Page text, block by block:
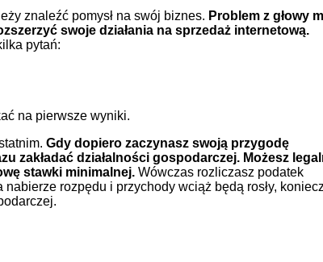
znaleźć pomysł na swój biznes. Problem z głowy
swoje działania na sprzedaż internetową.
pytań:
na pierwsze wyniki.
Gdy dopiero zaczynasz swoją przygodę
zakładać działalności gospodarczej. Możesz
stawki minimalnej. Wówczas rozliczasz podatek
rozpędu i przychody wciąż będą rosły,